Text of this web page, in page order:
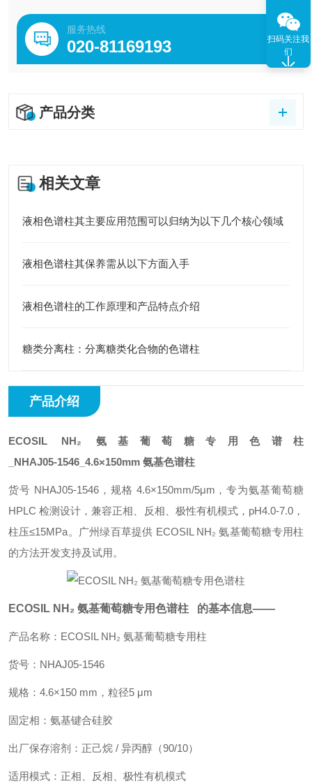
服务热线
020-81169193
产品分类
相关文章
液相色谱柱其主要应用范围可以归纳为以下几个核心领域
液相色谱柱其保养需从以下方面入手
液相色谱柱的工作原理和产品特点介绍
糖类分离柱：分离糖类化合物的色谱柱
产品介绍
ECOSIL NH₂ 氨基葡萄糖专用色谱柱
_NHAJ05‑1546_4.6×150mm 氨基色谱柱
货号 NHAJ05‑1546，规格 4.6×150mm/5μm，专为氨基葡萄糖
HPLC 检测设计，兼容正相、反相、极性有机模式，pH4.0-7.0，
柱压≤15MPa。广州绿百草提供 ECOSIL NH₂ 氨基葡萄糖专用柱
的方法开发支持及试用。
ECOSIL NH₂ 氨基葡萄糖专用色谱柱 的基本信息——
产品名称：ECOSIL NH₂ 氨基葡萄糖专用柱
货号：NHAJ05‑1546
规格：4.6×150 mm，粒径5 μm
固定相：氨基键合硅胶
出厂保存溶剂：正己烷 / 异丙醇（90/10）
适用模式：正相、反相、极性有机模式
扫码关注我
们